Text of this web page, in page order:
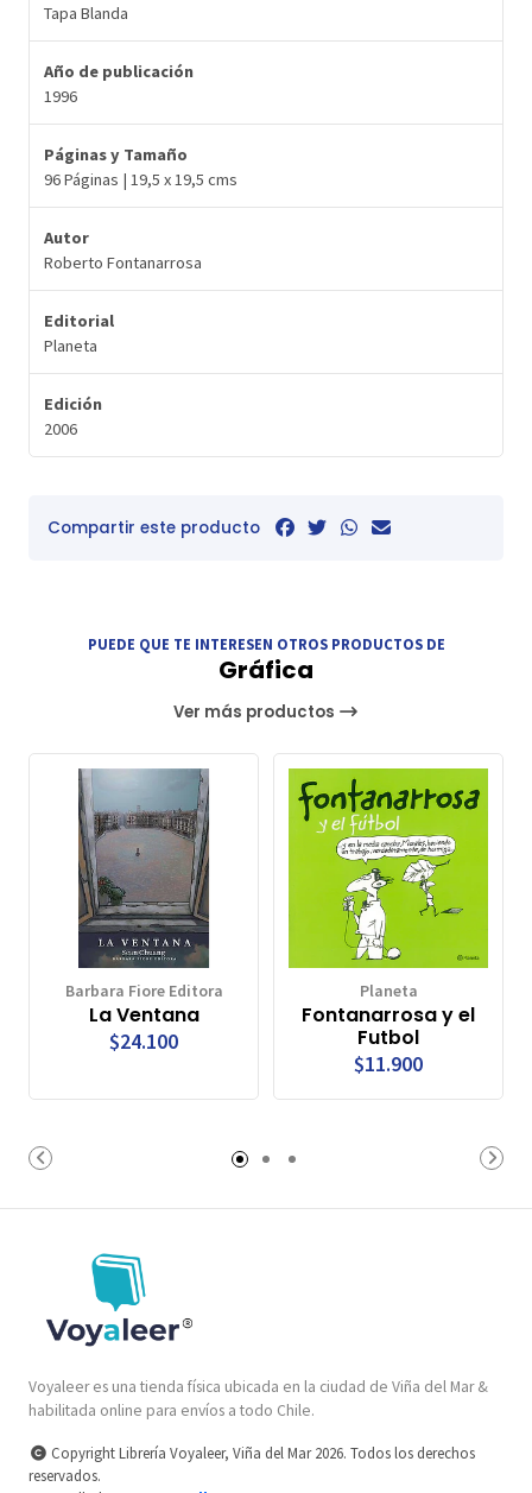
Tapa Blanda
Año de publicación
1996
Páginas y Tamaño
96 Páginas | 19,5 x 19,5 cms
Autor
Roberto Fontanarrosa
Editorial
Planeta
Edición
2006
Compartir este producto
PUEDE QUE TE INTERESEN OTROS PRODUCTOS DE
Gráfica
Ver más productos
Barbara Fiore Editora
La Ventana
$24.100
Planeta
Fontanarrosa y el
Futbol
$11.900
Voyaleer es una tienda física ubicada en la ciudad de Viña del Mar &
habilitada online para envíos a todo Chile.
Copyright Librería Voyaleer, Viña del Mar 2026. Todos los derechos
reservados.